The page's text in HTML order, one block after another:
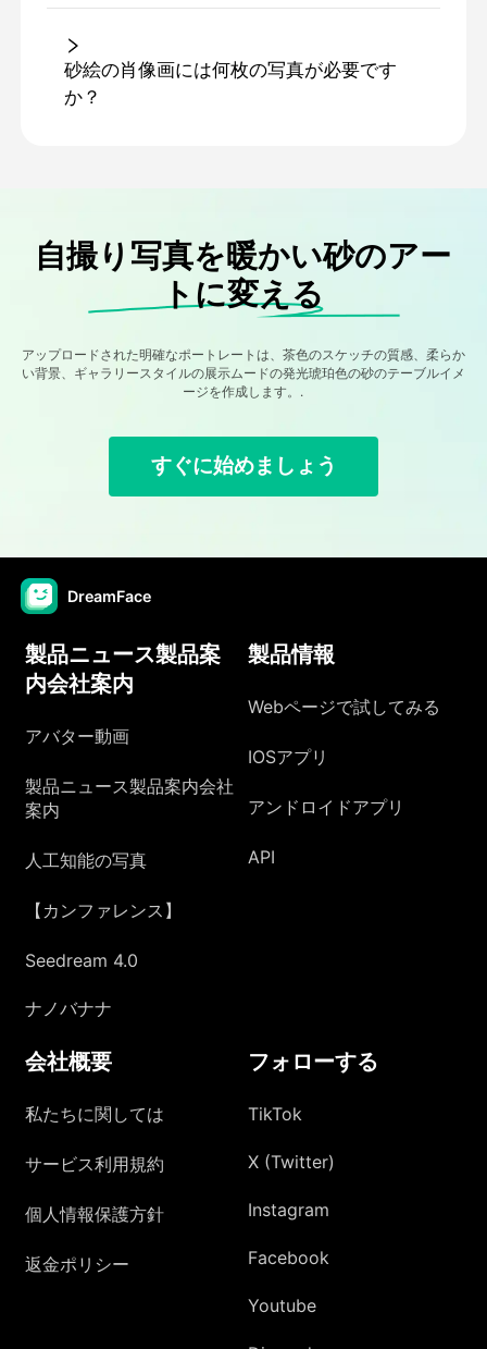
砂絵の肖像画には何枚の写真が必要です
か？
自撮り写真を暖かい砂のアー
トに変える
アップロードされた明確なポートレートは、茶色のスケッチの質感、柔らか
い背景、ギャラリースタイルの展示ムードの発光琥珀色の砂のテーブルイメ
ージを作成します。.
すぐに始めましょう
DreamFace
製品ニュース製品案
内会社案内
アバター動画
製品ニュース製品案内会社
案内
人工知能の写真
【カンファレンス】
Seedream 4.0
ナノバナナ
製品情報
Webページで試してみる
IOSアプリ
アンドロイドアプリ
API
会社概要
私たちに関しては
サービス利用規約
個人情報保護方針
返金ポリシー
フォローする
TikTok
X (Twitter)
Instagram
Facebook
Youtube